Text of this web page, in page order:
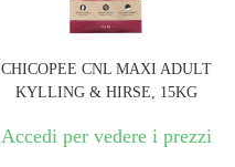
CHICOPEE CNL MAXI ADULT
KYLLING & HIRSE, 15KG
Accedi per vedere i prezzi